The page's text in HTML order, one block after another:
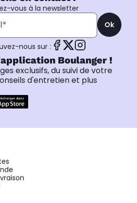
vous à la newsletter
Ok
nous sur :
Boulanger !
exclusifs, du suivi de votre
d'entretien et plus